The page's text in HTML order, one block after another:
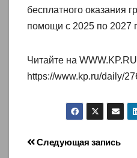
бесплатного оказания
помощи с 2025 по 2027
Читайте на
https://www.kp.ru/daily/
Навигация
Следующая запись